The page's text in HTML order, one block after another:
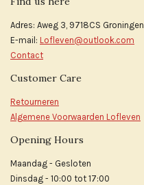
Adres: Aweg 3, 9718CS Groningen
E-mail: Lofleven@outlook.com
Contact
Customer Care
Retourneren
Algemene Voorwaarden Lofleven
Opening Hours
Maandag - Gesloten
Dinsdag - 10:00 tot 17:00